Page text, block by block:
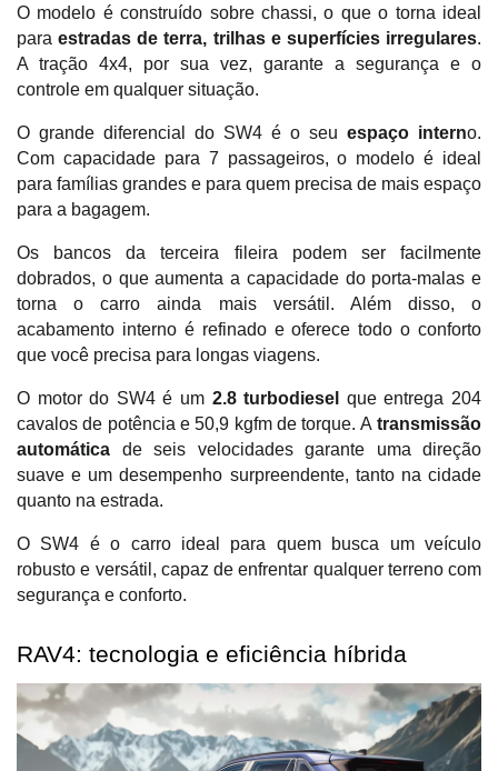
O modelo é construído sobre chassi, o que o torna ideal
para estradas de terra, trilhas e superfícies irregulares.
A tração 4x4, por sua vez, garante a segurança e o
controle em qualquer situação.
O grande diferencial do SW4 é o seu espaço interno.
Com capacidade para 7 passageiros, o modelo é ideal
para famílias grandes e para quem precisa de mais espaço
para a bagagem.
Os bancos da terceira fileira podem ser facilmente
dobrados, o que aumenta a capacidade do porta-malas e
torna o carro ainda mais versátil. Além disso, o
acabamento interno é refinado e oferece todo o conforto
que você precisa para longas viagens.
O motor do SW4 é um 2.8 turbodiesel que entrega 204
cavalos de potência e 50,9 kgfm de torque. A transmissão
automática de seis velocidades garante uma direção
suave e um desempenho surpreendente, tanto na cidade
quanto na estrada.
O SW4 é o carro ideal para quem busca um veículo
robusto e versátil, capaz de enfrentar qualquer terreno com
segurança e conforto.
RAV4: tecnologia e eficiência híbrida